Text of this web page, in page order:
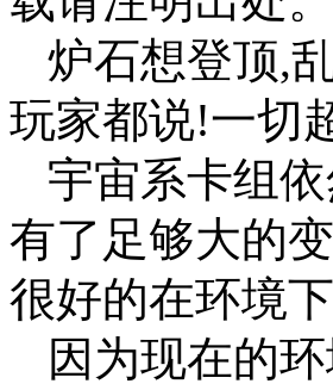
炉石想登顶,
玩家都说!一切
宇宙系卡组
有了足够大的
很好的在环境下
因为现在的